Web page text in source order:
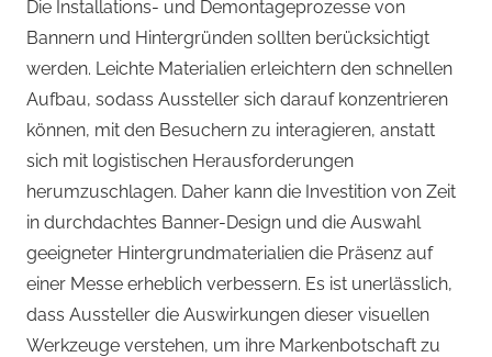
Die Installations- und Demontageprozesse von
Bannern und Hintergründen sollten berücksichtigt
werden. Leichte Materialien erleichtern den schnellen
Aufbau, sodass Aussteller sich darauf konzentrieren
können, mit den Besuchern zu interagieren, anstatt
sich mit logistischen Herausforderungen
herumzuschlagen. Daher kann die Investition von Zeit
in durchdachtes Banner-Design und die Auswahl
geeigneter Hintergrundmaterialien die Präsenz auf
einer Messe erheblich verbessern. Es ist unerlässlich,
dass Aussteller die Auswirkungen dieser visuellen
Werkzeuge verstehen, um ihre Markenbotschaft zu